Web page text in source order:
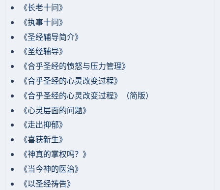
《长老十问》
《执事十问》
《圣经辅导简介》
《圣经辅导》
​《合乎圣经的愤怒与压力管理》
《合乎圣经的心灵改变过程》
《合乎圣经的心灵改变过程》（简版）
《心灵层面的问题》
《走出抑郁》
《喜获新生》
《神真的掌权吗？》
《当今神的医治》
《以圣经祷告》